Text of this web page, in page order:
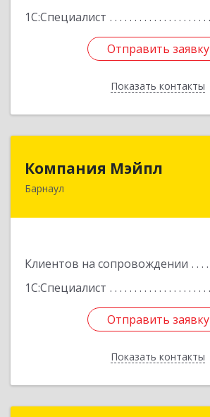
1С:Специалист
Отправить заявку
Показать контакты
Отправить заявку
Назад
Компания Мэйпл
Барнаул
Клиентов на сопровождении
1С:Специалист
Отправить заявку
Показать контакты
Отправить заявку
Назад